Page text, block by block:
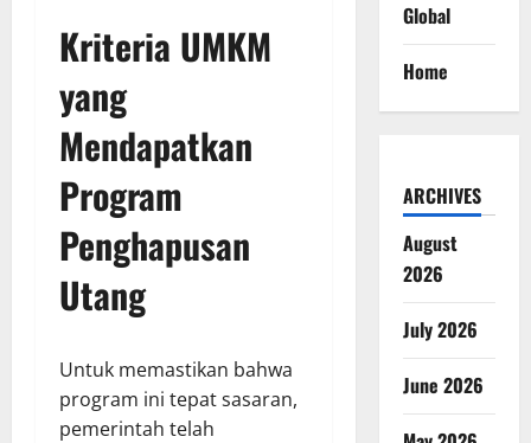
Kriteria UMKM
yang
Mendapatkan
Program
Penghapusan
Utang
Untuk memastikan bahwa
program ini tepat sasaran,
pemerintah telah
Global
Home
ARCHIVES
August
2026
July 2026
June 2026